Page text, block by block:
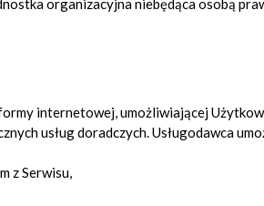
organizacyjna niebędąca osobą
internetowej, umożliwiającej
usług doradczych. Usługodawca
z Serwisu,